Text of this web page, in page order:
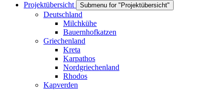
Projektübersicht
Submenu for "Projektübersicht"
Deutschland
Milchkühe
Bauernhofkatzen
Griechenland
Kreta
Karpathos
Nordgriechenland
Rhodos
Kapverden